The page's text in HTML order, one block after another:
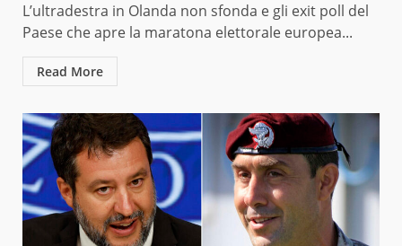
L’ultradestra in Olanda non sfonda e gli exit poll del
Paese che apre la maratona elettorale europea...
Read More